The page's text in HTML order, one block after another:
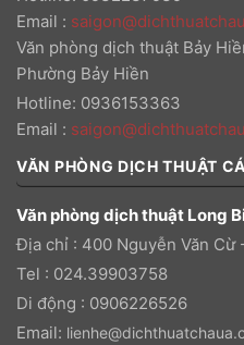
Email :
Văn phòng dịch thuật Bảy
Phường Bảy Hiền
Hotline: 0936153363
Email :
VĂN PHÒNG DỊCH THUẬT
Văn phòng dịch thuật Long
Địa chỉ : 400 Nguyễn Văn Cừ
Tel : 024.39903758
Di động : 0906226526
Email: